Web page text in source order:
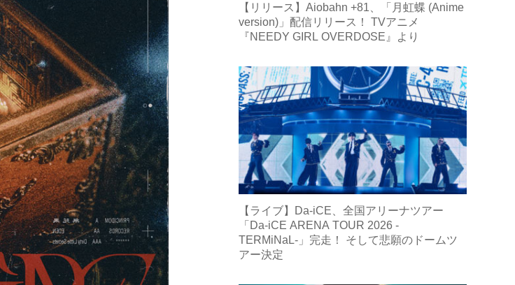
【リリース】Aiobahn +81、「月虹蝶 (Anime
version)」配信リリース！ TVアニメ
『NEEDY GIRL OVERDOSE』より
【ライブ】Da-iCE、全国アリーナツアー
「Da-iCE ARENA TOUR 2026 -
TERMiNaL-」完走！ そして悲願のドームツ
アー決定